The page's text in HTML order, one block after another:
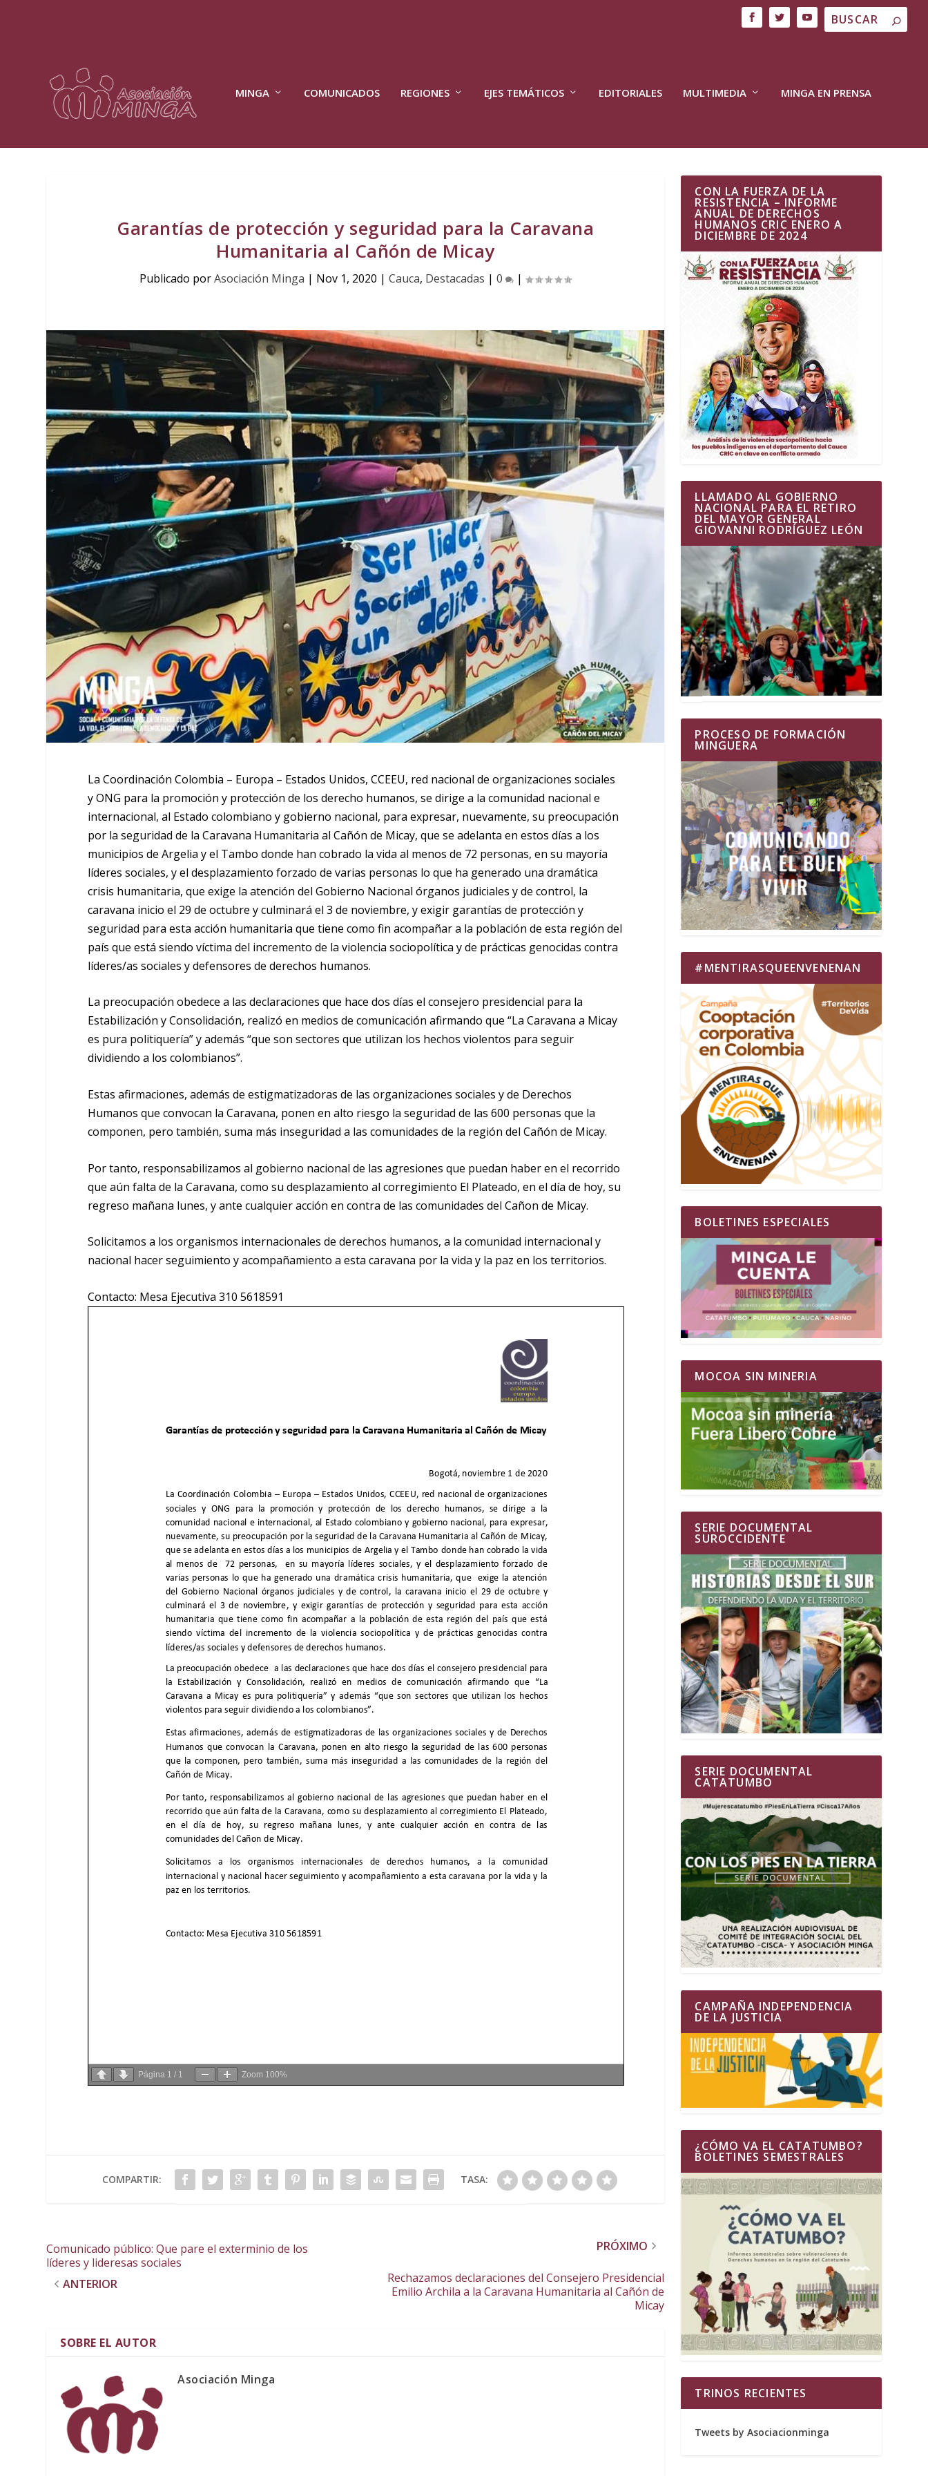
MINGA COMUNICADOS REGIONES EJES TEMÁTICOS EDITORIALES MULTIMEDIA MINGA EN PRENSA
Garantías de protección y seguridad para la Caravana
Humanitaria al Cañón de Micay
Publicado porAsociación Minga | Nov 1, 2020 |Cauca, Destacadas |0 |
La Coordinación Colombia – Europa – Estados Unidos, CCEEU, red nacional de organizaciones sociales
y ONG para la promoción y protección de los derecho humanos, se dirige a la comunidad nacional e
internacional, al Estado colombiano y gobierno nacional, para expresar, nuevamente, su preocupación
por la seguridad de la Caravana Humanitaria al Cañón de Micay, que se adelanta en estos días a los
municipios de Argelia y el Tambo donde han cobrado la vida al menos de 72 personas, en su mayoría
líderes sociales, y el desplazamiento forzado de varias personas lo que ha generado una dramática
crisis humanitaria, que exige la atención del Gobierno Nacional órganos judiciales y de control, la
caravana inicio el 29 de octubre y culminará el 3 de noviembre, y exigir garantías de protección y
seguridad para esta acción humanitaria que tiene como fin acompañar a la población de esta región del
país que está siendo víctima del incremento de la violencia sociopolítica y de prácticas genocidas contra
líderes/as sociales y defensores de derechos humanos.
La preocupación obedece a las declaraciones que hace dos días el consejero presidencial para la
Estabilización y Consolidación, realizó en medios de comunicación afirmando que “La Caravana a Micay
es pura politiquería” y además “que son sectores que utilizan los hechos violentos para seguir
dividiendo a los colombianos”.
Estas afirmaciones, además de estigmatizadoras de las organizaciones sociales y de Derechos
Humanos que convocan la Caravana, ponen en alto riesgo la seguridad de las 600 personas que la
componen, pero también, suma más inseguridad a las comunidades de la región del Cañón de Micay.
Por tanto, responsabilizamos al gobierno nacional de las agresiones que puedan haber en el recorrido
que aún falta de la Caravana, como su desplazamiento al corregimiento El Plateado, en el día de hoy, su
regreso mañana lunes, y ante cualquier acción en contra de las comunidades del Cañon de Micay.
Solicitamos a los organismos internacionales de derechos humanos, a la comunidad internacional y
nacional hacer seguimiento y acompañamiento a esta caravana por la vida y la paz en los territorios.
Contacto: Mesa Ejecutiva 310 5618591
Página 1 / 1 Zoom 100%
COMPARTIR: TASA:
Comunicado público: Que pare el exterminio de los
líderes y lideresas sociales
ANTERIOR
PRÓXIMO
Rechazamos declaraciones del Consejero Presidencial
Emilio Archila a la Caravana Humanitaria al Cañón de
Micay
SOBRE EL AUTOR
Asociación Minga
CON LA FUERZA DE LA
RESISTENCIA – INFORME
ANUAL DE DERECHOS
HUMANOS CRIC ENERO A
DICIEMBRE DE 2024
LLAMADO AL GOBIERNO
NACIONAL PARA EL RETIRO
DEL MAYOR GENERAL
GIOVANNI RODRÍGUEZ LEÓN
PROCESO DE FORMACIÓN
MINGUERA
#MENTIRASQUEENVENENAN
BOLETINES ESPECIALES
MOCOA SIN MINERIA
SERIE DOCUMENTAL
SUROCCIDENTE
SERIE DOCUMENTAL
CATATUMBO
CAMPAÑA INDEPENDENCIA
DE LA JUSTICIA
¿CÓMO VA EL CATATUMBO?
BOLETINES SEMESTRALES
TRINOS RECIENTES
Tweets by Asociacionminga